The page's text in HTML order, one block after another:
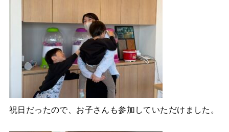
祝日だったので、お子さんも参加していただけました。